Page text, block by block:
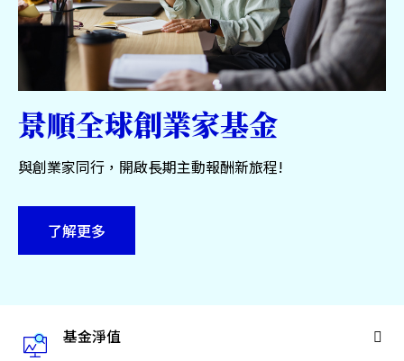
永續專區
關於景順
台灣
聯絡我們
景順全球創業家基金
與創業家同行，開啟長期主動報酬新旅程!
了解更多
基金淨值